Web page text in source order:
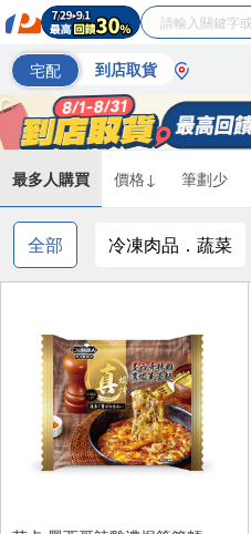
宅配 到店取貨
最多人購買 價格↓ 筆劃少
全部 冷凍肉品．蔬菜